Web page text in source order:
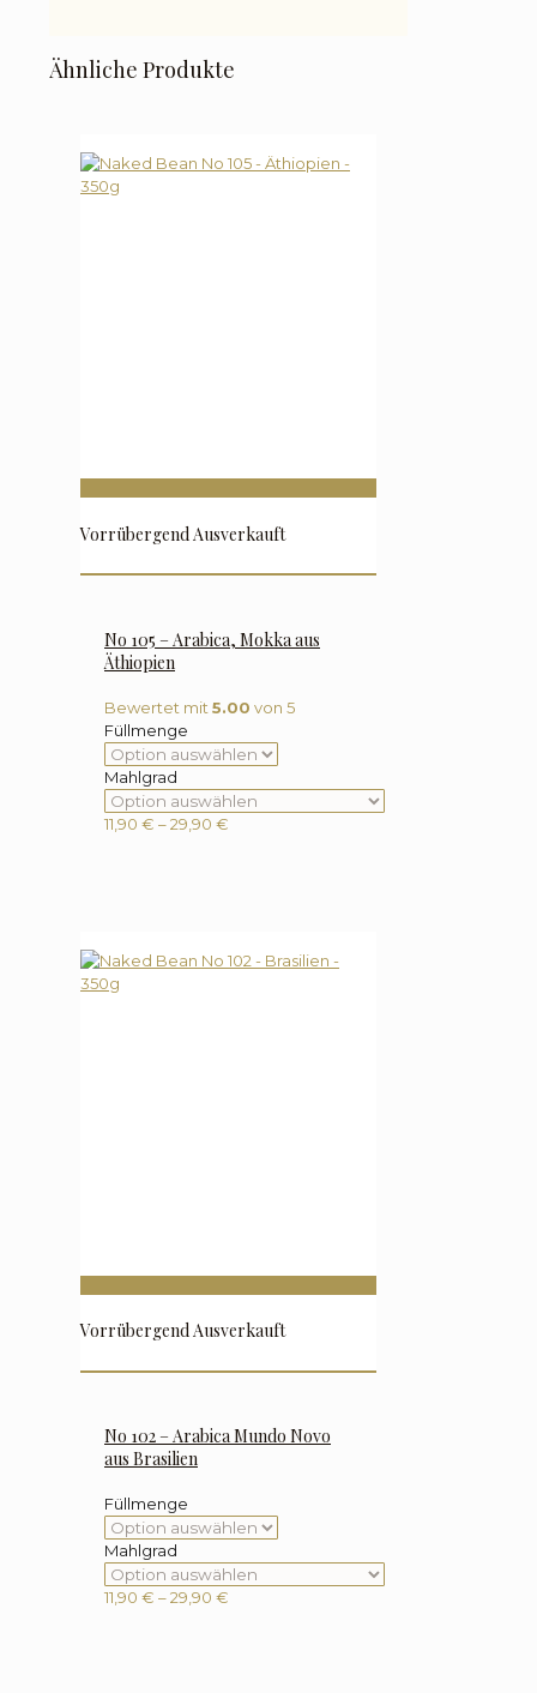
Ähnliche Produkte
Vorrübergend Ausverkauft
No 105 – Arabica, Mokka aus
Äthiopien
Bewertet mit 5.00 von 5
Füllmenge
Mahlgrad
11,90 € –29,90 €
Vorrübergend Ausverkauft
No 102 – Arabica Mundo Novo
aus Brasilien
Füllmenge
Mahlgrad
11,90 € –29,90 €